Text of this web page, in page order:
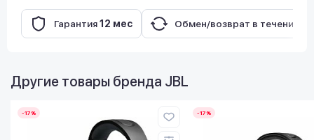
Гарантия12 мес Обмен/возврат в течение
Другие товары бренда JBL
-17% -17%